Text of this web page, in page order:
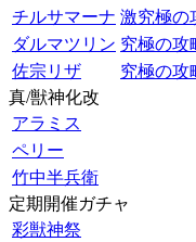
チルサマーナ 激究極の
ダルマツリン 究極の攻
佐宗リザ
究極の攻
真/獣神化改
アラミス
ペリー
竹中半兵衛
定期開催ガチャ
彩獣神祭